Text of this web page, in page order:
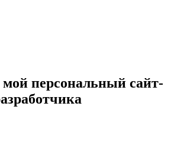
персональный сайт-